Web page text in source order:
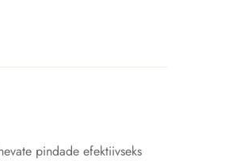
pindade efektiivseks